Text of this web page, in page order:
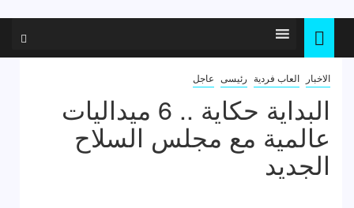
الاخبار العاب فردية رئيسى عاجل
البداية حكاية .. 6 ميداليات
عالمية مع مجلس السلاح
الجديد